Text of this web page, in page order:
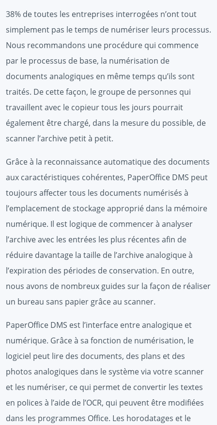
38% de toutes les entreprises interrogées n’ont tout
simplement pas le temps de numériser leurs processus.
Nous recommandons une procédure qui commence
par le processus de base, la numérisation de
documents analogiques en même temps qu’ils sont
traités. De cette façon, le groupe de personnes qui
travaillent avec le copieur tous les jours pourrait
également être chargé, dans la mesure du possible, de
scanner l’archive petit à petit.
Grâce à la reconnaissance automatique des documents
aux caractéristiques cohérentes, PaperOffice DMS peut
toujours affecter tous les documents numérisés à
l’emplacement de stockage approprié dans la mémoire
numérique. Il est logique de commencer à analyser
l’archive avec les entrées les plus récentes afin de
réduire davantage la taille de l’archive analogique à
l’expiration des périodes de conservation. En outre,
nous avons de nombreux guides sur la façon de réaliser
un bureau sans papier grâce au scanner.
PaperOffice DMS est l’interface entre analogique et
numérique. Grâce à sa fonction de numérisation, le
logiciel peut lire des documents, des plans et des
photos analogiques dans le système via votre scanner
et les numériser, ce qui permet de convertir les textes
en polices à l’aide de l’OCR, qui peuvent être modifiées
dans les programmes Office. Les horodatages et le